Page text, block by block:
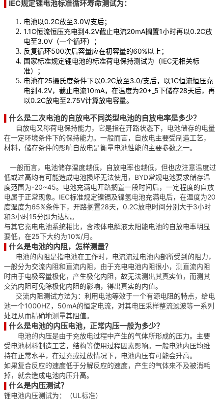
IEC规定锂电池标准循环寿命测试为：
电池以0.2C放至3.0V/支后；
1.1C恒流恒压充电到4.2V截止电流20mA搁置1小时再以0.2C放
电至3.0V（一个循环）；
反复循环500次后容量应在初容量的60%以上；
国家标准规定锂电池的标准荷电保持测试为（IEC无相关标
准）；
电池在25摄氏度条件下以0.2C放至3.0/支后，以1C恒流恒压充
电到4.2V，截止电流10mA，在温度为20+_5下储存28天后，再
以0.2C放电至2.75V计算放电容量。
什么是二次电池的自放电不同类型电池的自放电率是多少？
自放电又称荷电保持能力，它是指在开路状态下，电池储存的电量
在一定环境条件下的保持能力。一般而言，自放电主要受制造工艺，
材料，储存条件的影响自放电是衡量电池性能的主要参数之一。
一般而言，电池储存温度越低，自放电率也越低，但也应注意温度过
低或过高均有可能造成电池损坏无法使用，BYD常规电池要求储存温
度范围为-20~45。电池充满电开路搁置一段时间后，一定程度的自放
电属于正常现象。IEC标准规定镍镉及镍氢电池充满电后，在温度为20
度湿度为65%条件下，开路搁置28天，0.2C放电时间分别大于3小时
和3小时15分即为达标。
与其它充电电池系统相比，含液体电解液太阳能电池的自放电率明显
要低，在25下大约为10%/月。
什么是电池的内阻，怎样测量？
电池的内阻是指电池在工作时，电流流过电池内部所受到的阻力，
一般分为交流内阻和直流内阻，由于充电电池内阻很小，测直流内阻
时由于电极容量极化，产生极化内阻，故无法测出其真实值，而测其
交流内阻可免除极化内阻的影响，得出真实的内值。
交流内阻测试方法为：利用电池等效于一个有源电阻的特点，给电
池一个1000HZ，50mA的恒定电流，对其电压采样整流滤波等一系列
处理从而精确地测量其阻值。
什么是电池的内压电池，正常内压一般为多少？
电池的内压是由于充放电过程中产生的气体所形成的压力。主要
受电池材料制造工艺，结构等使用过程因素影响。一般电池内压均维
持在正常水平，在过充或过放情况下，电池内压有可能会升高。
如果复合反应的速度低于分解反应的速度，产生的气体来不及被消耗
掉，就会造成电池内压升高。
什么是内压测试？
锂电池内压测试为：（UL标准）